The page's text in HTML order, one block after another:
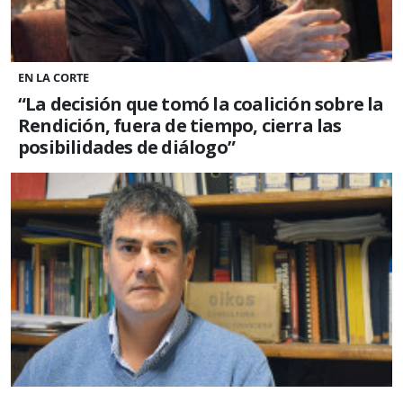
EN LA CORTE
“La decisión que tomó la coalición sobre la
Rendición, fuera de tiempo, cierra las
posibilidades de diálogo”